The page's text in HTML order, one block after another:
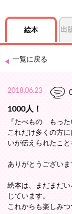
絵本 出
一覧に戻る
2018.06.23
1000人！
『たべもの もった
これだけ多くの方
いが伝えられたこと
ありがとうございま
絵本は、まだまだ
じています。
これからも楽しみ